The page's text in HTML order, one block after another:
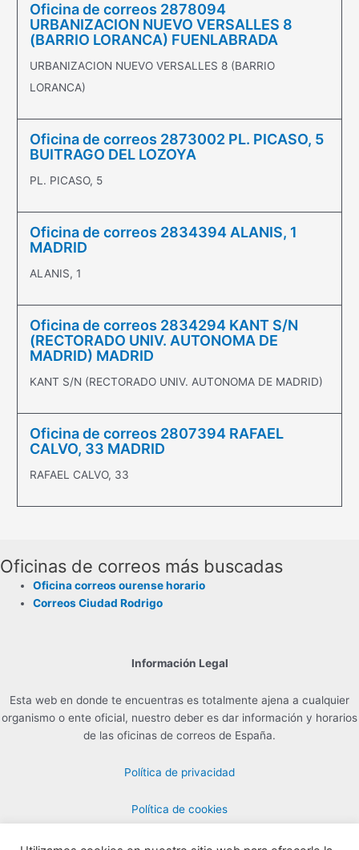
Oficina de correos 2878094
URBANIZACION NUEVO VERSALLES 8
(BARRIO LORANCA) FUENLABRADA
URBANIZACION NUEVO VERSALLES 8 (BARRIO
LORANCA)
Oficina de correos 2873002 PL. PICASO, 5
BUITRAGO DEL LOZOYA
PL. PICASO, 5
Oficina de correos 2834394 ALANIS, 1
MADRID
ALANIS, 1
Oficina de correos 2834294 KANT S/N
(RECTORADO UNIV. AUTONOMA DE
MADRID) MADRID
KANT S/N (RECTORADO UNIV. AUTONOMA DE MADRID)
Oficina de correos 2807394 RAFAEL
CALVO, 33 MADRID
RAFAEL CALVO, 33
Oficinas de correos más buscadas
Oficina correos ourense horario
Correos Ciudad Rodrigo
Información Legal
Esta web en donde te encuentras es totalmente ajena a cualquier
organismo o ente oficial, nuestro deber es dar información y horarios
de las oficinas de correos de España.
Política de privacidad
Política de cookies